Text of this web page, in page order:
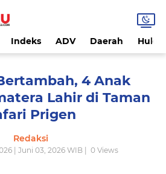
Indeks ADV Daerah
4 Anak
Lahir di Taman
Prigen
Redaksi
| Juni 03, 2026 WIB | 0Views